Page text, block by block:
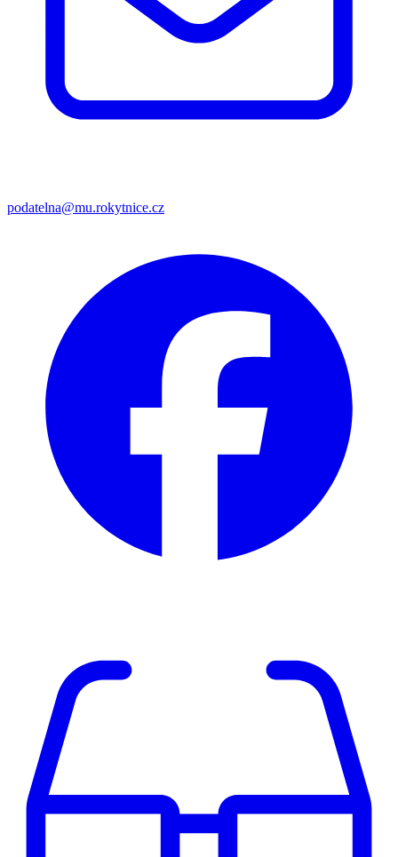
podatelna@mu.rokytnice.cz